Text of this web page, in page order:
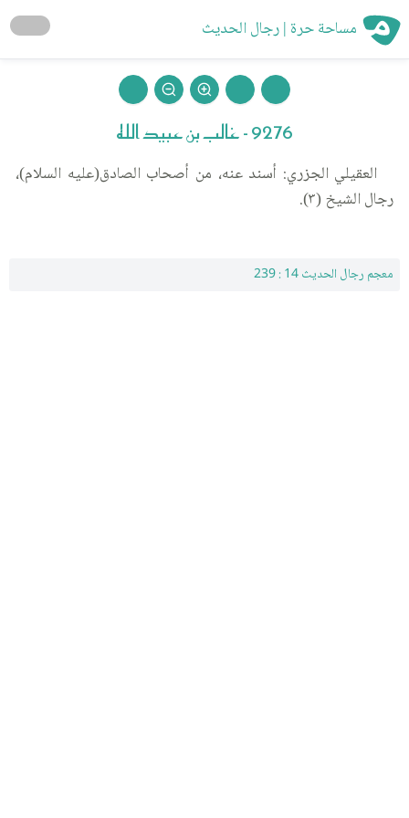
مساحة حرة | رجال الحديث
9276 - غالب بن عبيد الله
العقيلي الجزري: أسند عنه، من أصحاب الصادق(عليه السلام)،
رجال الشيخ (٣).
معجم رجال الحديث 14 : 239